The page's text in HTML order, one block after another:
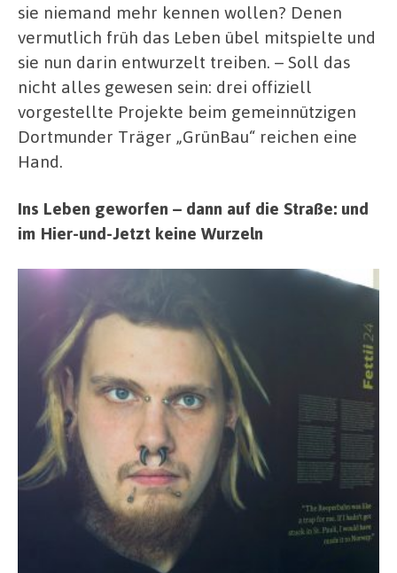
sie niemand mehr kennen wollen? Denen
vermutlich früh das Leben übel mitspielte und
sie nun darin entwurzelt treiben. – Soll das
nicht alles gewesen sein: drei offiziell
vorgestellte Projekte beim gemeinnützigen
Dortmunder Träger „GrünBau“ reichen eine
Hand.
Ins Leben geworfen – dann auf die Straße: und
im Hier-und-Jetzt keine Wurzeln